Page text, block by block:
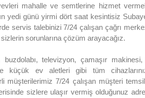
mahalle ve semtlerine hizmet
yedi günü yirmi dört saat kesintisiz
servis talebinizi 7/24 çalışan çağrı
sorunlarına çözüm arayacağız.
televizyon, çamaşır
küçük ev aletleri gibi tüm
müşterilerimiz 7/24 çalışan müşteri
sizlere ulaşır vermiş olduğunuz